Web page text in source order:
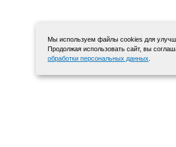
Мы используем файлы cookies для
Продолжая использовать сайт, вы
обработки персональных данных